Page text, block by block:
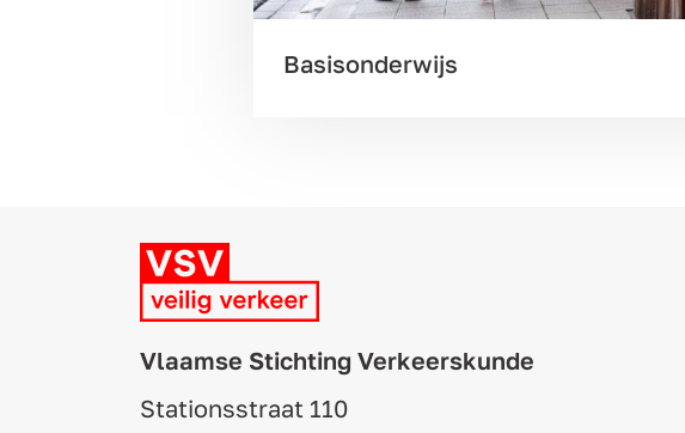
Basisonderwijs
Vlaamse Stichting Verkeerskunde
Stationsstraat 110